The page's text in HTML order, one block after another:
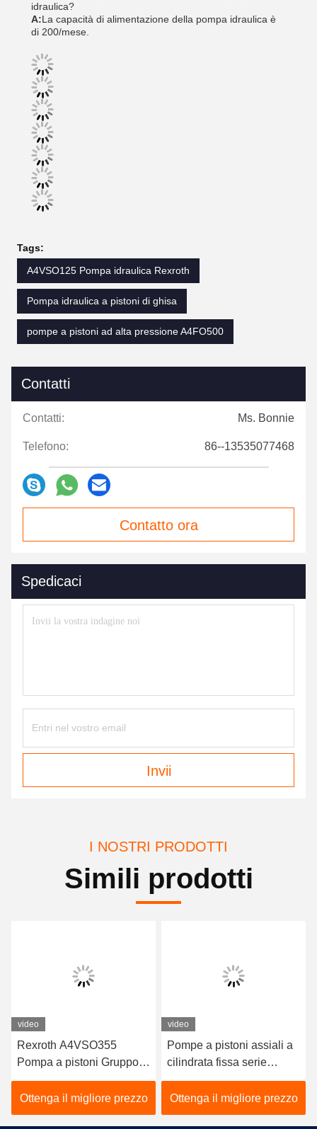
idraulica?
A:La capacità di alimentazione della pompa idraulica è
di 200/mese.
Tags:
A4VSO125 Pompa idraulica Rexroth
Pompa idraulica a pistoni di ghisa
pompe a pistoni ad alta pressione A4FO500
Contatti
Contatti: Ms. Bonnie
Telefono: 86--13535077468
Contatto ora
Spedicaci
Invii
I NOSTRI PRODOTTI
Simili prodotti
video
Rexroth A4VSO355
Pompa a pistoni Gruppo
rotante pompa idraulica
serie A4VSO
Ottenga il migliore prezzo
video
Pompe a pistoni assiali a
cilindrata fissa serie
Rexroth A4FO Pompe a
pistoni idrauliche
A4FO125_30L-
Ottenga il migliore prezzo